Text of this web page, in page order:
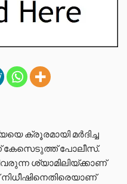
ക്രൂരമായി മർദിച്ച
കേസെടുത്ത് പോലീസ്.
ശ്യാമിലിയ്‌ക്കാണ്
നിധീഷിനെതിരെയാണ്